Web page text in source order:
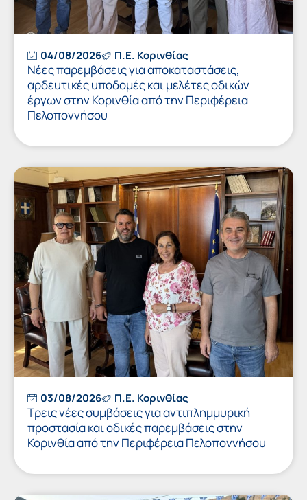
04/08/2026 Π.Ε. Κορινθίας
Νέες παρεμβάσεις για αποκαταστάσεις,
αρδευτικές υποδομές και μελέτες οδικών
έργων στην Κορινθία από την Περιφέρεια
Πελοποννήσου
03/08/2026 Π.Ε. Κορινθίας
Τρεις νέες συμβάσεις για αντιπλημμυρική
προστασία και οδικές παρεμβάσεις στην
Κορινθία από την Περιφέρεια Πελοποννήσου